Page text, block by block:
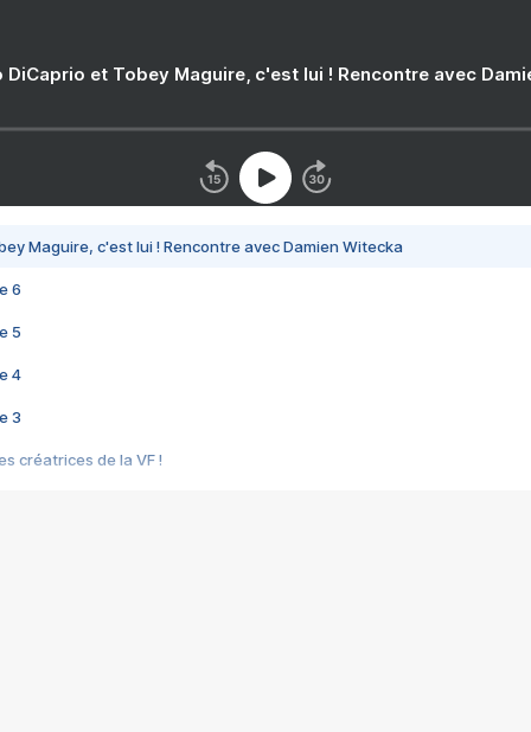
DiCaprio et Tobey Maguire, c'est lui ! Rencontre avec
Maguire, c'est lui ! Rencontre avec Damien Witecka
6
5
4
3
créatrices de la VF !